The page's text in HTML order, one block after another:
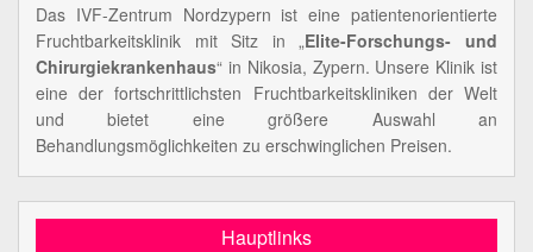
Das IVF-Zentrum Nordzypern ist eine patientenorientierte
Fruchtbarkeitsklinik mit Sitz in „Elite-Forschungs- und
Chirurgiekrankenhaus“ in Nikosia, Zypern. Unsere Klinik ist
eine der fortschrittlichsten Fruchtbarkeitskliniken der Welt
und bietet eine größere Auswahl an
Behandlungsmöglichkeiten zu erschwinglichen Preisen.
Hauptlinks